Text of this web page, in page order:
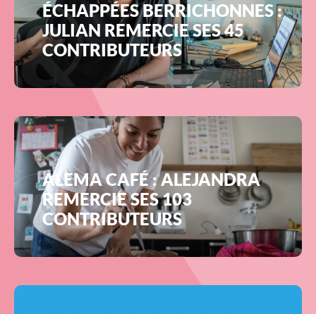
ÉCHAPPÉES BERRICHONNES :
JULIAN REMERCIE SES 45
CONTRIBUTEURS
ALEMA CAFÉ : ALEJANDRA
REMERCIE SES 103
CONTRIBUTEURS